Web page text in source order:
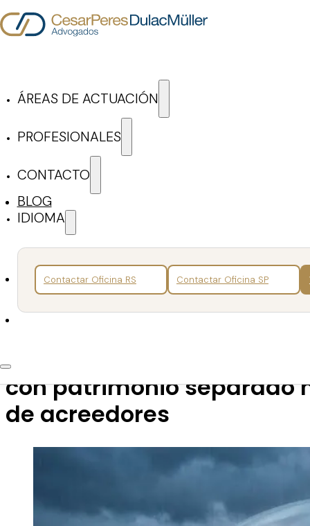
ÁREAS DE ACTUACIÓN
PROFESIONALES
CONTACTO
BLOG
IDIOMA
Contactar Oficina RS Contactar Oficina SP
Blog de Cesar Peres
ARTÍCULOS Y NOTICIAS
Volver
Noticias
21 de mayo de 2026
El TSJ resuelve: las
con patrimonio separado
de acreedores